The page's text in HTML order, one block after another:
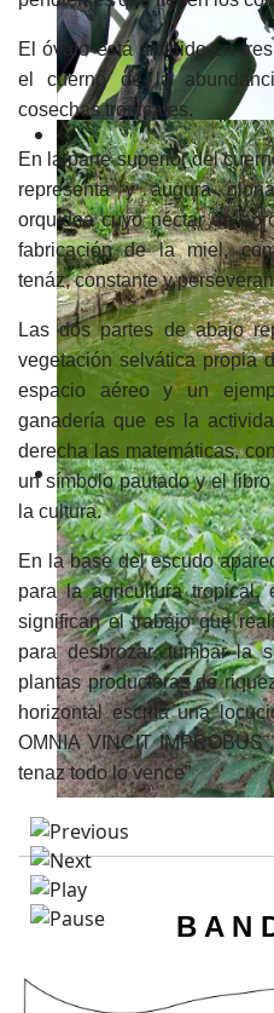
El óvalo está dividido en
el cuerno de la
cosechas tropicales.
En la parte superior del
representa y augura
orquídea cuyo néctar es
fabricación de la miel,
tenáz, constante y
Las dos partes de abajo
vegetación selvática propia
espacio aéreo y un
ganadería que es la
derecha las matemáticas,
un símbolo pautado y el
la cultura.
En la base del escudo
para la agricultura
significan el trabajo que
para desbrozar, tumbar la
plantas productoras de
horizontal escrita una
OMNIA VINCIT
tenaz todo lo vence”
B A N